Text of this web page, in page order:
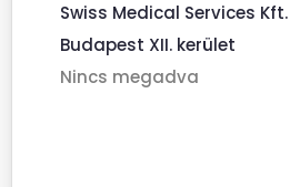
Swiss Medical Services Kft.
Budapest XII. kerület
Nincs megadva